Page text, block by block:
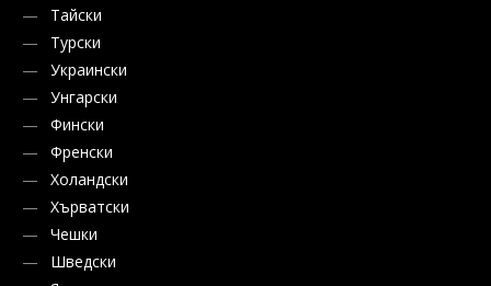
Тайски
Турски
Украински
Унгарски
Фински
Френски
Холандски
Хърватски
Чешки
Шведски